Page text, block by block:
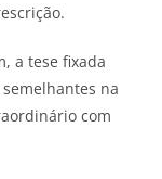
a tese fixada
na
com